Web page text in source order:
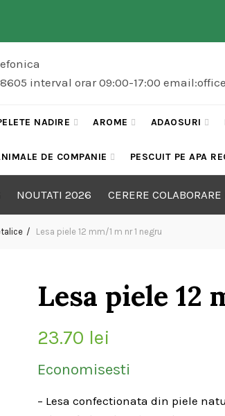
interval orar 09:00-17:00
NADIRE AROME ADAOSURI
DE COMPANIE PESCUIT PE APA
NOUTATI 2026 CERERE COLABORARE
Lesa piele 12 mm/1 m nr 1 negru
Lesa piele 12
23.70 lei
Economisesti
– Lesa confectionata din piele